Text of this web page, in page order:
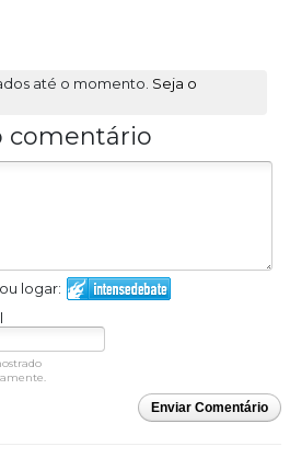
até o momento. Seja o
comentário
logar:
Enviar Comentário